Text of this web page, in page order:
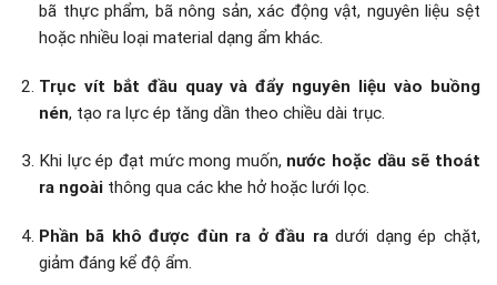
bã thực phẩm, bã nông sản, xác động vật, nguyên liệu sệt
hoặc nhiều loại material dạng ẩm khác.
Trục vít bắt đầu quay và đẩy nguyên liệu vào buồng
nén, tạo ra lực ép tăng dần theo chiều dài trục.
Khi lực ép đạt mức mong muốn, nước hoặc dầu sẽ thoát
ra ngoàithông qua các khe hở hoặc lưới lọc.
Phần bã khô được đùn ra ở đầu radưới dạng ép chặt,
giảm đáng kể độ ẩm.